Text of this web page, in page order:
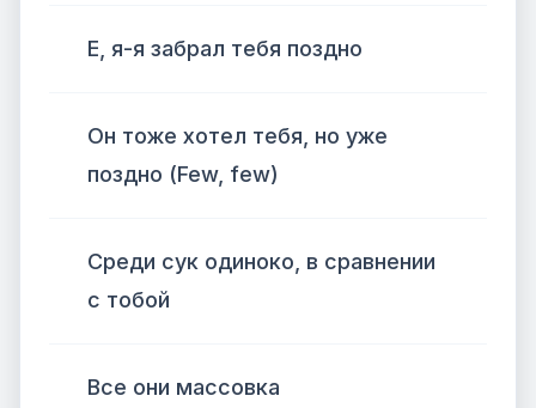
Е, я-я забрал тебя поздно
Он тоже хотел тебя, но уже
поздно (Few, few)
Среди сук одиноко, в сравнении
с тобой
Все они массовка